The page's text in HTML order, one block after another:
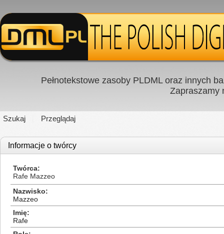
Pełnotekstowe zasoby PLDML oraz innych
Zapraszamy
Szukaj Przeglądaj
Informacje o twórcy
Twórca
Rafe Mazzeo
Nazwisko
Mazzeo
Imię
Rafe